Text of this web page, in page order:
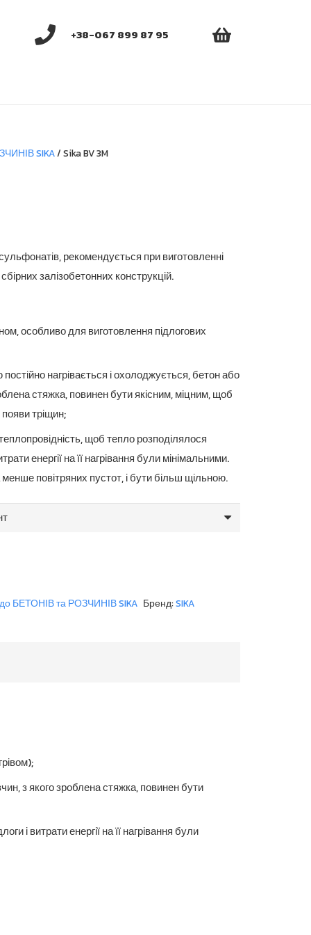
+38-067 899 87 95
SIKA/ Sika BV 3M
грн.
рекомендується при виготовленні
залізобетонних конструкцій.
особливо для виготовлення підлогових
нагрівається і охолоджується, бетон або
стяжка, повинен бути якісним, міцним, щоб
тріщин;
щоб тепло розподілялося
енергії на її нагрівання були мінімальними.
повітряних пустот, і бути більш щільною.
БЕТОНІВ та РОЗЧИНІВ SIKA Бренд:SIKA
з якого зроблена стяжка, повинен бути
і витрати енергії на її нагрівання були